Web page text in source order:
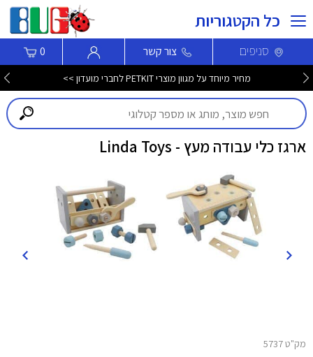
כל הקטגוריות
סניפים צור קשר 0
מחיר מיוחד על מגוון מוצרי PETKIT לחברי מועדון >>
ארגז כלי עבודה מעץ - Linda Toys
מק"ט 5737